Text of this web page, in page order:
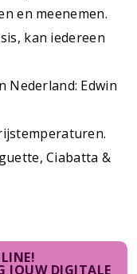
en meenemen.
kan iedereen
Nederland: Edwin
Ciabatta &
JOUW DIGITALE